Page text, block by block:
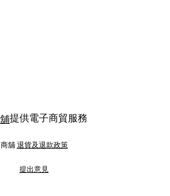
提供電子商貿服務
商舖 退貨及退款政策
提出意見